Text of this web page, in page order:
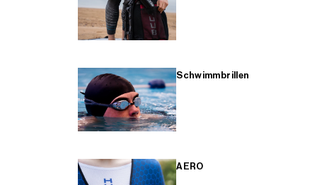
Schwimmbrillen
AERO